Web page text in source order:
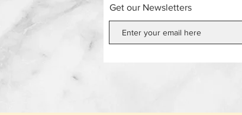
Get our Newsletters